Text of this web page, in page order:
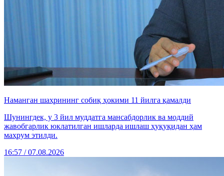
Наманган шаҳрининг собиқ ҳокими 11 йилга қамалди
Шунингдек, у 3 йил муддатга мансабдорлик ва моддий
жавобгарлик юклатилган ишларда ишлаш ҳуқуқидан ҳам
маҳрум этилди.
16:57 / 07.08.2026